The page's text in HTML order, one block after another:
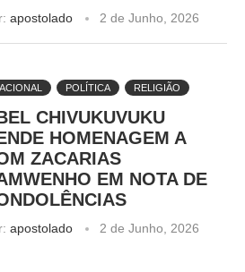
apostolado 2 de Junho, 2026
POLÍTICA RELIGIÃO
CHIVUKUVUKU
HOMENAGEM A
ZACARIAS
EM NOTA DE
apostolado 2 de Junho, 2026